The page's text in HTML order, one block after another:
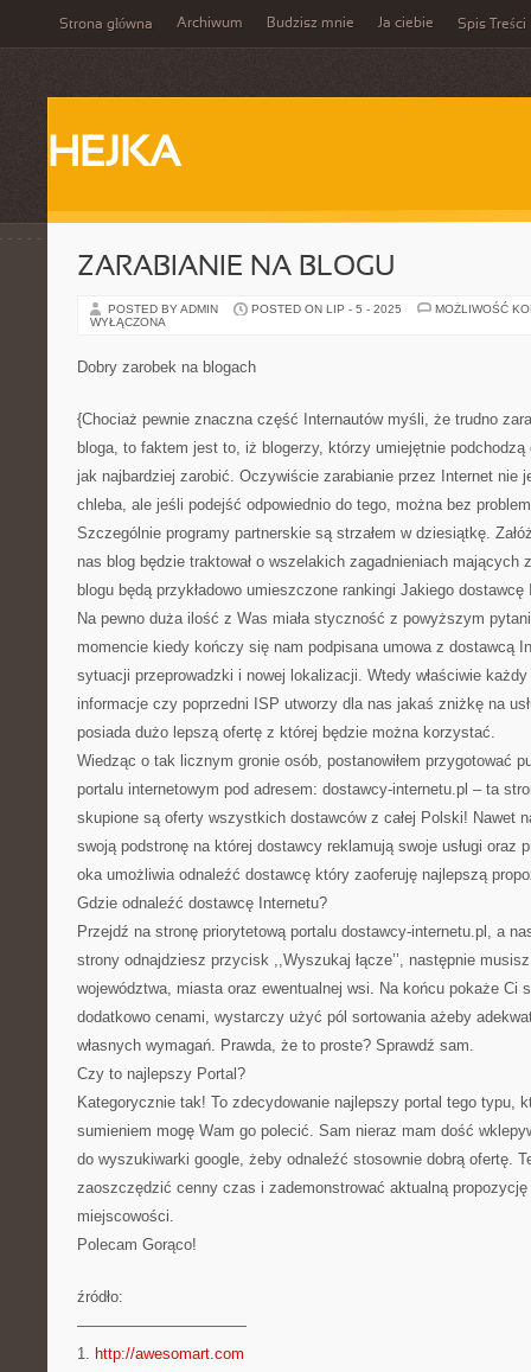
Strona główna Archiwum Budzisz mnie Ja ciebie Spis Treści
HEJKA
ZARABIANIE NA BLOGU
POSTED BY ADMIN POSTED ON LIP - 5 - 2025
MOŻLIWOŚĆ
WYŁĄCZONA
Dobry zarobek na blogach
{Chociaż pewnie znaczna część Internautów myśli, że trudno
bloga, to faktem jest to, iż blogerzy, którzy umiejętnie podchodzą
jak najbardziej zarobić. Oczywiście zarabianie przez Internet nie
chleba, ale jeśli podejść odpowiednio do tego, można bez
Szczególnie programy partnerskie są strzałem w dziesiątkę.
nas blog będzie traktował o wszelakich zagadnieniach mających
blogu będą przykładowo umieszczone rankingi Jakiego dostawcę
Na pewno duża ilość z Was miała styczność z powyższym
momencie kiedy kończy się nam podpisana umowa z dostawcą
sytuacji przeprowadzki i nowej lokalizacji. Wtedy właściwie
informacje czy poprzedni ISP utworzy dla nas jakaś zniżkę na
posiada dużo lepszą ofertę z której będzie można korzystać.
Wiedząc o tak licznym gronie osób, postanowiłem przygotować
portalu internetowym pod adresem: dostawcy-internetu.pl – ta
skupione są oferty wszystkich dostawców z całej Polski! Nawet
swoją podstronę na której dostawcy reklamują swoje usługi oraz
oka umożliwia odnaleźć dostawcę który zaoferuję najlepszą
Gdzie odnaleźć dostawcę Internetu?
Przejdź na stronę priorytetową portalu dostawcy-internetu.pl, a
strony odnajdziesz przycisk ,,Wyszukaj łącze’’, następnie
województwa, miasta oraz ewentualnej wsi. Na końcu pokaże Ci
dodatkowo cenami, wystarczy użyć pól sortowania ażeby
własnych wymagań. Prawda, że to proste? Sprawdź sam.
Czy to najlepszy Portal?
Kategorycznie tak! To zdecydowanie najlepszy portal tego typu,
sumieniem mogę Wam go polecić. Sam nieraz mam dość
do wyszukiwarki google, żeby odnaleźć stosownie dobrą ofertę.
zaoszczędzić cenny czas i zademonstrować aktualną propozycję
miejscowości.
Polecam Gorąco!
źródło:
———————————
1. http://awesomart.com